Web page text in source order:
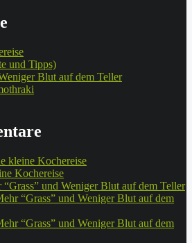
und Tipps)
Blut auf dem Teller
kleine Kochereise
Kochereise
“Grass” und Weniger Blut auf dem Teller
“Grass” und Weniger Blut auf dem
“Grass” und Weniger Blut auf dem